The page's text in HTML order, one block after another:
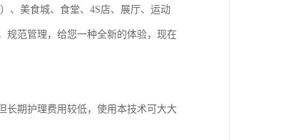
、美食城、食堂、4S店、展厅、运动
规范管理，给您一种全新的体验，现在
长期护理费用较低，使用本技术可大大